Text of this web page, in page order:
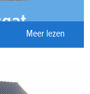
Meer lezen